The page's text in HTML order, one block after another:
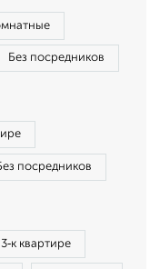
Без посредников
посредников
3‑к квартире